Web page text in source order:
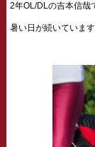
2年OL/DLの吉本信哉
暑い日が続いていま